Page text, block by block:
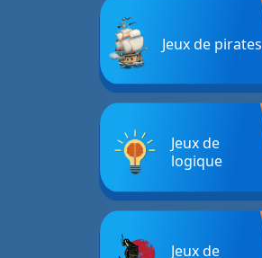
Jeux de pirates
Jeux de
logique
Jeux de